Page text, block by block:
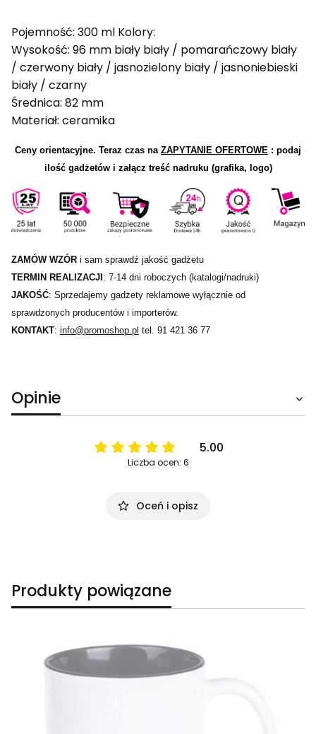
Pojemność: 300 ml Kolory:
Wysokość: 96 mm biały biały / pomarańczowy biały
/ czerwony biały / jasnozielony biały / jasnoniebieski
biały / czarny
Średnica: 82 mm
Materiał: ceramika
Ceny orientacyjne. Teraz czas na ZAPYTANIE OFERTOWE : podaj
ilość gadżetów i załącz treść nadruku (grafika, logo)
ZAMÓW WZÓR i sam sprawdź jakość gadżetu
TERMIN REALIZACJI : 7-14 dni roboczych (katalogi/nadruki)
JAKOŚĆ: Sprzedajemy gadżety reklamowe wyłącznie od
sprawdzonych producentów i importerów.
KONTAKT: info@promoshop.pl tel. 91 421 36 77
Opinie
5.00
Liczba ocen: 6
Oceń i opisz
Produkty powiązane